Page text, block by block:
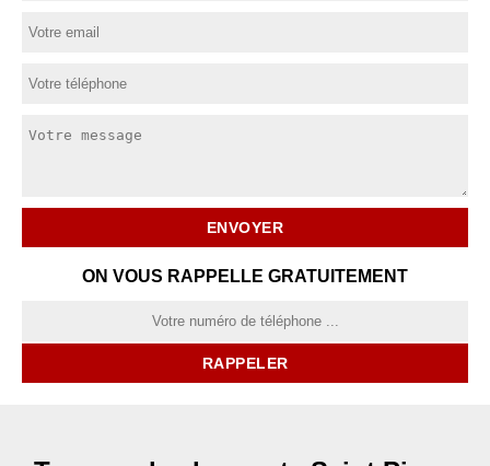
ON VOUS RAPPELLE GRATUITEMENT